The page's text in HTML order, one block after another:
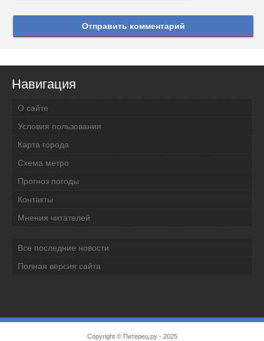
Отправить комментарий
Навигация
О сайте
Условия пользования
Карта города
Схема метро
Прогноз погоды
Контакты
Мнения читателей
Все последние новости
Полная версия сайта
Copyright © Питерец.ру- 2025